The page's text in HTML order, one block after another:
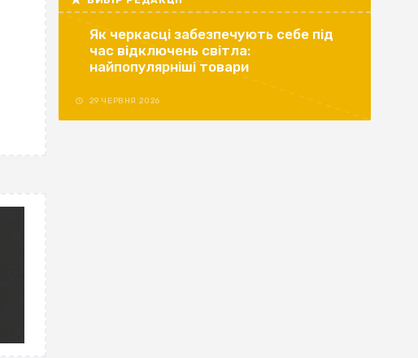
Як черкасці забезпечують себе під
час відключень світла:
найпопулярніші товари
29 ЧЕРВНЯ 2026